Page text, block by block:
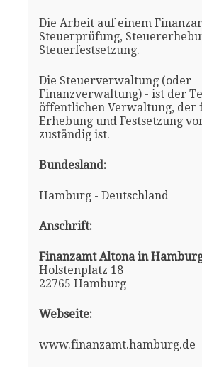
Die Arbeit auf einem
Steuerprüfung,
Steuerfestsetzung.
Die Steuerverwaltung (oder
Finanzverwaltung) - ist der
öffentlichen Verwaltung, der
Erhebung und Festsetzung
zuständig ist.
Bundesland:
Hamburg - Deutschland
Anschrift:
Finanzamt Altona in
Holstenplatz 18
22765 Hamburg
Webseite:
www.finanzamt.hamburg.de